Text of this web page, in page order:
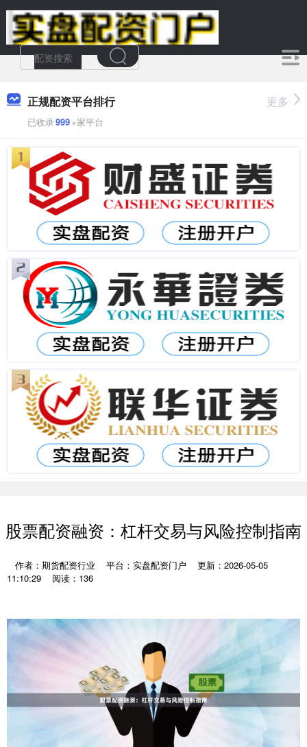
正规配资平台排行
已收录999+家平台
更多
股票配资融资：杠杆交易与风险控制指南
作者：期货配资行业 平台：实盘配资门户
更新：2026-05-05
11:10:29
阅读：136